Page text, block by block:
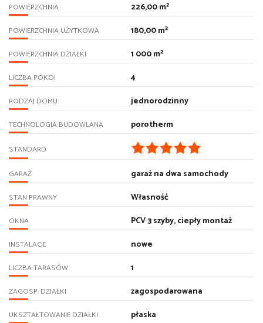
POWIERZCHNIA 226,00 m²
POWIERZCHNIA UŻYTKOWA 180,00 m²
POWIERZCHNIA DZIAŁKI 1 000 m²
LICZBA POKOI 4
RODZAJ DOMU jednorodzinny
TECHNOLOGIA BUDOWLANA porotherm
STANDARD
GARAŻ garaż na dwa samochody
STAN PRAWNY Własność
OKNA PCV 3 szyby, ciepły montaż
INSTALACJE nowe
LICZBA TARASÓW 1
ZAGOSP. DZIAŁKI zagospodarowana
UKSZTAŁTOWANIE DZIAŁKI płaska